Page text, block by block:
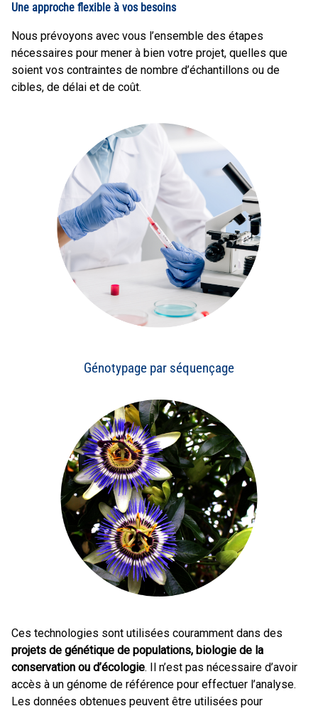
Une approche flexible à vos besoins
Nous prévoyons avec vous l’ensemble des étapes
nécessaires pour mener à bien votre projet, quelles que
soient vos contraintes de nombre d’échantillons ou de
cibles, de délai et de coût.
Génotypage par séquençage
Ces technologies sont utilisées couramment dans des
projets de génétique de populations, biologie de la
conservation ou d’écologie. Il n’est pas nécessaire d’avoir
accès à un génome de référence pour effectuer l’analyse.
Les données obtenues peuvent être utilisées pour